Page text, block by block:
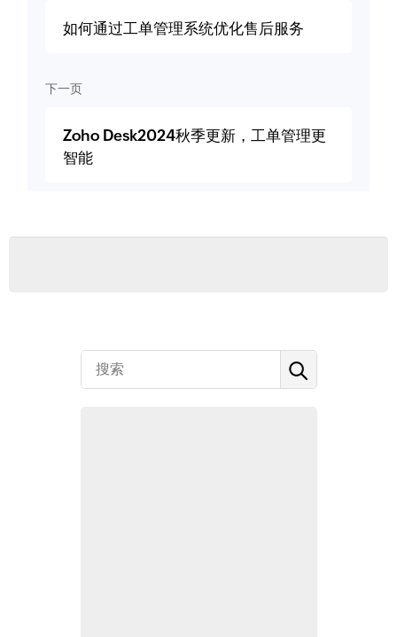
如何通过工单管理系统优化售后服务
下一页
Zoho Desk2024秋季更新，工单管理更
智能